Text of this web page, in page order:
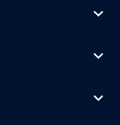
expand_more
expand_more
expand_more